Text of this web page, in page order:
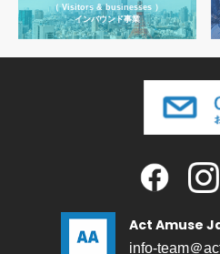
（ Visitors & businesses ）
インバウンド事業
Act Amuse
info-team＠